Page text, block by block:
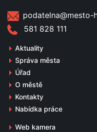
podatelna@mesto-
581 828 111
Aktuality
Správa města
Úřad
O městě
Kontakty
Nabídka práce
Web kamera